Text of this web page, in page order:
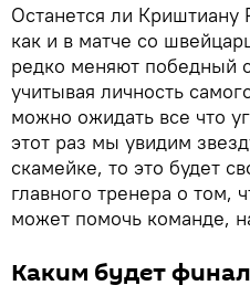
Останется ли Криштиану
как и в матче со
редко меняют победный
учитывая личность
можно ожидать все что
этот раз мы увидим
скамейке, то это будет
главного тренера о том,
может помочь команде,
Каким будет